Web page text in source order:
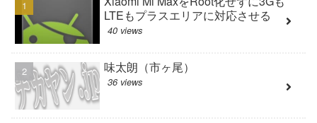
LTEもプラスエリアに対応させる
40 views
味太朗（市ヶ尾）
36 views